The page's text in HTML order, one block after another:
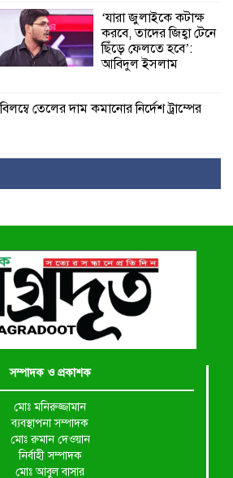
‘যারা জুলাইকে কটাক্ষ
করবে, তাদের জিহ্বা টেনে
ছিঁড়ে ফেলতে হবে’:
আবিদুল ইসলাম
তেলের দাম কমানোর নির্দেশ ট্রাম্পের
সম্পাদক ও প্রকাশক
মোঃ মনিরুজ্জামান
ব্যবস্থাপনা সম্পাদক
মোঃ রুমান দেওয়ান
নির্বাহী সম্পাদক
মোঃ আবুল বাসার